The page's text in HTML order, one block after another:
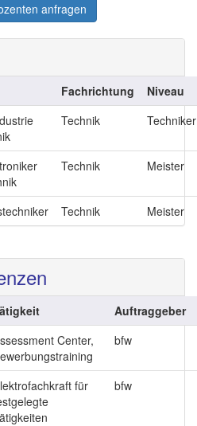
anfragen
Fachrichtung
Niveau
Technik Techniker
Technik Meister
Technik Meister
Auftraggeber
Center,
bfw
für
bfw